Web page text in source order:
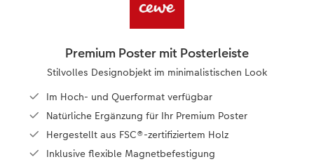
Personalisierter Schuber
CEWE FOTOBUCH Kids
Einband mit Leder und Leinen
Erste Schritte
Nature Prints
Fotosets
Fotosticker
Zubehör
Photo Streetmap Poster
hexxas
Acrylglas
Alu Dibond
Weitere Anlässe
Fotokarten
Postkarten
Einzelkarten im Direktversand
Haustiere
Faber-Castell
Art Prints
Silikonhüllen
Lederhüllen
Holzhülle
Handykette
Wandkalender mit Design
Wandkalender A4 Panorama
Wandkalender A3
Tischkalender Quadratisch
Zum Geburtstag
Geschenke zum Abschied
Fotogeschenke zum Osterfest
für Brautpaare
Kundengeschichten
Premium Poster mit Posterleiste
Stilvolles Designobjekt im minimalistischen Look
Im Hoch- und Querformat verfügbar
Natürliche Ergänzung für Ihr Premium Poster
Hergestellt aus FSC®-zertifiziertem Holz
Inklusive flexible Magnetbefestigung